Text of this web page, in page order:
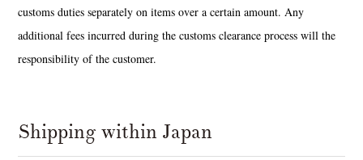
customs duties separately on items over a certain amount. Any
additional fees incurred during the customs clearance process will the
responsibility of the customer.
Shipping within Japan